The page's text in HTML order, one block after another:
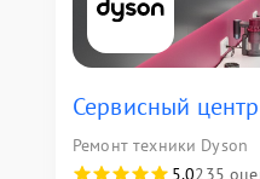
Сервисный
Ремонт техники Dyson
5,0235